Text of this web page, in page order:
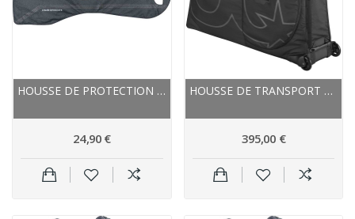
HOUSSE DE PROTECTION EVOC CHAINE PÉDALIER VTT...
24,90 €
HOUSSE DE TRANSPORT VÉLO EVOC REMBOURRÉE...
395,00 €